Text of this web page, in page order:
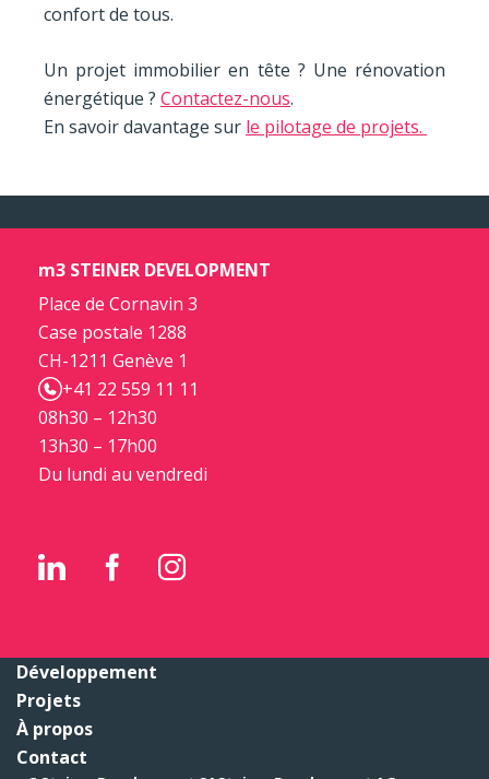
confort de tous.
Un projet immobilier en tête ? Une rénovation
énergétique ? Contactez-nous.
En savoir davantage sur le pilotage de projets.
m3 STEINER DEVELOPMENT
Place de Cornavin 3
Case postale 1288
CH-1211 Genève 1
+41 22 559 11 11
08h30 – 12h30
13h30 – 17h00
Du lundi au vendredi
Développement
Projets
À propos
Contact